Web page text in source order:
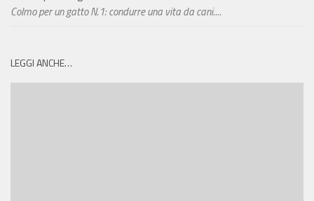
Colmo per un gatto N.1: condurre una vita da cani....
LEGGI ANCHE…